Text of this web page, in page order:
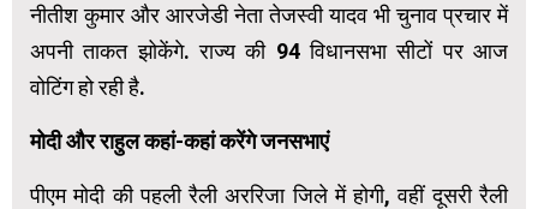
नीतीश कुमार और आरजेडी नेता तेजस्वी यादव भी चुनाव प्रचार में
अपनी ताकत झोकेंगे. राज्य की 94 विधानसभा सीटों पर आज
वोटिंग हो रही है.
मोदी और राहुल कहां-कहां करेंगे जनसभाएं
पीएम मोदी की पहली रैली अररिजा जिले में होगी, वहीं दूसरी रैली